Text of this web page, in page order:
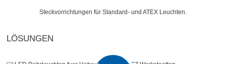
Steckvorrichtungen für Standard- und ATEX Leuchten.
LÖSUNGEN